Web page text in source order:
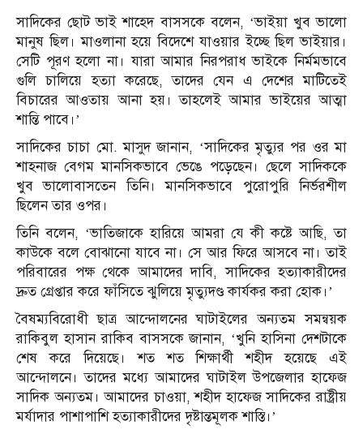
সাদিকের ছোট ভাই শাহেদ বাসসকে বলেন, ‘ভাইয়া খুব ভালো
মানুষ ছিল। মাওলানা হয়ে বিদেশে যাওয়ার ইচ্ছে ছিল ভাইয়ার।
সেটি পূরণ হলো না। যারা আমার নিরপরাধ ভাইকে নির্মমভাবে
গুলি চালিয়ে হত্যা করেছে, তাদের যেন এ দেশের মাটিতেই
বিচারের আওতায় আনা হয়। তাহলেই আমার ভাইয়ের আত্মা
শান্তি পাবে।’
সাদিকের চাচা মো. মাসুদ জানান, ‘সাদিকের মৃত্যুর পর ওর মা
শাহনাজ বেগম মানসিকভাবে ভেঙে পড়েছেন। ছেলে সাদিককে
খুব ভালোবাসতেন তিনি। মানসিকভাবে পুরোপুরি নির্ভরশীল
ছিলেন তার ওপর।
তিনি বলেন, ‘ভাতিজাকে হারিয়ে আমরা যে কী কষ্টে আছি, তা
কাউকে বলে বোঝানো যাবে না। সে আর ফিরে আসবে না। তাই
পরিবারের পক্ষ থেকে আমাদের দাবি, সাদিকের হত্যাকারীদের
দ্রুত গ্রেপ্তার করে ফাঁসিতে ঝুলিয়ে মৃত্যুদণ্ড কার্যকর করা হোক।’
বৈষম্যবিরোধী ছাত্র আন্দোলনের ঘাটাইলের অন্যতম সমন্বয়ক
রাকিবুল হাসান রাকিব বাসসকে জানান, ‘খুনি হাসিনা দেশটাকে
শেষ করে দিয়েছে। শত শত শিক্ষার্থী শহীদ হয়েছে এই
আন্দোলনে। তাদের মধ্যে আমাদের ঘাটাইল উপজেলার হাফেজ
সাদিক অন্যতম। আমাদের চাওয়া, শহীদ হাফেজ সাদিকের রাষ্ট্রীয়
মর্যাদার পাশাপাশি হত্যাকারীদের দৃষ্টান্তমূলক শাস্তি।’